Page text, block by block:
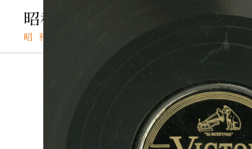
SPレコードの検索結果
SPレコード
ヒグラシ
SPH2991301477A
ひぐら